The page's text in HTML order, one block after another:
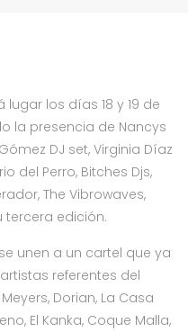
lugar los días 18 y 19 de
la presencia de Nancys
DJ set, Virginia Díaz
del Perro, Bitches Djs,
The Vibrowaves,
tercera edición.
unen a un cartel que ya
referentes del
Dorian, La Casa
El Kanka, Coque Malla,